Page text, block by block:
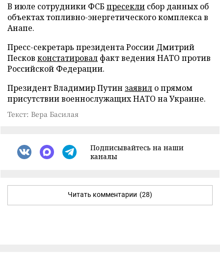
В июле сотрудники ФСБ пресекли сбор данных об
объектах топливно-энергетического комплекса в
Анапе.
Пресс-секретарь президента России Дмитрий
Песков констатировал факт ведения НАТО против
Российской Федерации.
Президент Владимир Путин заявил о прямом
присутствии военнослужащих НАТО на Украине.
Текст: Вера Басилая
Подписывайтесь на наши
каналы
Читать комментарии (28)